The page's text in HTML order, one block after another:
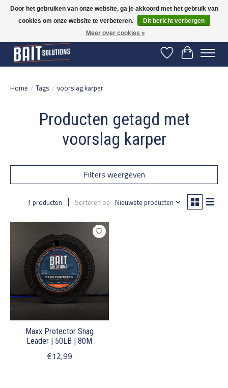
Gratis verzending vanaf 50 euro binnen NL | Op voorraad binnen 2-5 werkdagen
verzonden | België vanaf 70 euro gratis verzonden
Verlanglijst
Home / Tags / voorslag karper
Producten getagd met
voorslag karper
Filters weergeven
1 producten Sorteren op Nieuwste producten
Maxx Protector Snag
Leader | 50LB | 80M
€12,99
Door het gebruiken van onze website, ga je akkoord met het gebruik van
cookies om onze website te verbeteren.
Dit bericht verbergen
Meer over cookies »